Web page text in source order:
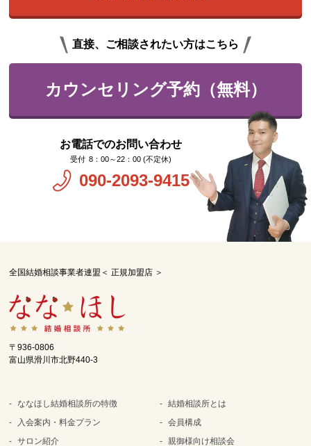
直接、ご相談されたい方はこちら
カウンセリング予約（無料）
お電話でのお問い合わせ
8：00～22：00 (不定休)
090-2093-9415
全国結婚相談事業者連盟＜ 正規加盟店 ＞
〒936-0806
富山県滑川市北野440-3
ななほし結婚相談所の特徴
入会案内・料金プラン
サロン紹介
結婚相談所とは
会員構成
親御様向け相談会